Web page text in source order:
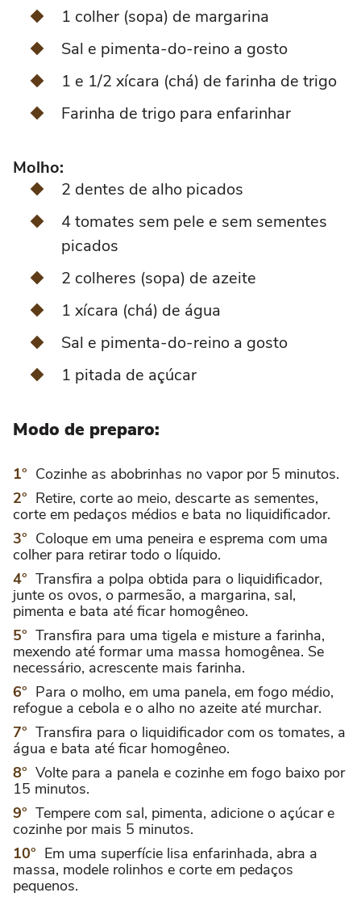
1 colher (sopa) de margarina
Sal e pimenta-do-reino a gosto
1 e 1/2 xícara (chá) de farinha de trigo
Farinha de trigo para enfarinhar
Molho:
2 dentes de alho picados
4 tomates sem pele e sem sementes
picados
2 colheres (sopa) de azeite
1 xícara (chá) de água
Sal e pimenta-do-reino a gosto
1 pitada de açúcar
Modo de preparo:
Cozinhe as abobrinhas no vapor por 5 minutos.
Retire, corte ao meio, descarte as sementes,
corte em pedaços médios e bata no liquidificador.
Coloque em uma peneira e esprema com uma
colher para retirar todo o líquido.
Transfira a polpa obtida para o liquidificador,
junte os ovos, o parmesão, a margarina, sal,
pimenta e bata até ficar homogêneo.
Transfira para uma tigela e misture a farinha,
mexendo até formar uma massa homogênea. Se
necessário, acrescente mais farinha.
Para o molho, em uma panela, em fogo médio,
refogue a cebola e o alho no azeite até murchar.
Transfira para o liquidificador com os tomates, a
água e bata até ficar homogêneo.
Volte para a panela e cozinhe em fogo baixo por
15 minutos.
Tempere com sal, pimenta, adicione o açúcar e
cozinhe por mais 5 minutos.
Em uma superfície lisa enfarinhada, abra a
massa, modele rolinhos e corte em pedaços
pequenos.